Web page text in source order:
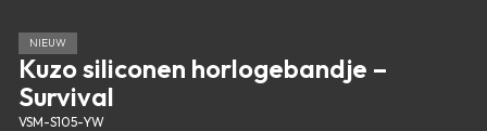
NIEUW
Kuzo siliconen horlogebandje –
Survival
VSM-S105-YW